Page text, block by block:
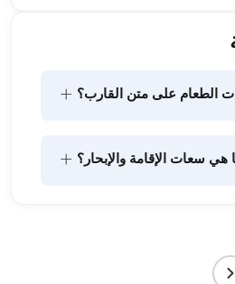
الطعام على متن القارب؟ +
هي سعات الإقامة والإبحار؟ +